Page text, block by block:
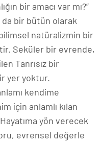
bir amacı var mı?”
da bir bütün olarak
natüralizmin bir
Seküler bir evrende,
Tanrısız bir
yer yoktur.
kendime
için anlamlı kılan
yön verecek
evrensel değerle